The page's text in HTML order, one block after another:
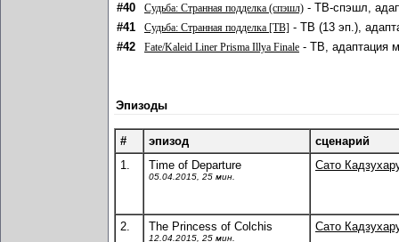
#40
Судьба: Странная подделка (спэшл) - ТВ-спэшл,
#41
Судьба: Странная подделка [ТВ] - ТВ (13 эп.),
#42
Fate/Kaleid Liner Prisma Illya Finale - ТВ, адаптация
Эпизоды
# эпизод
сценарий
1.
Time of Departure
05.04.2015, 25 мин.
Сато
2. The Princess of Colchis
12.04.2015, 25 мин.
Сато